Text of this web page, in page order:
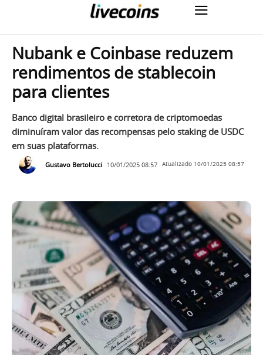
Nubank e Coinbase reduzem
rendimentos de stablecoin
para clientes
Banco digital brasileiro e corretora de criptomoedas
diminuíram valor das recompensas pelo staking de USDC
em suas plataformas.
Gustavo Bertolucci 10/01/2025 08:57 Atualizado 10/01/2025 08:57